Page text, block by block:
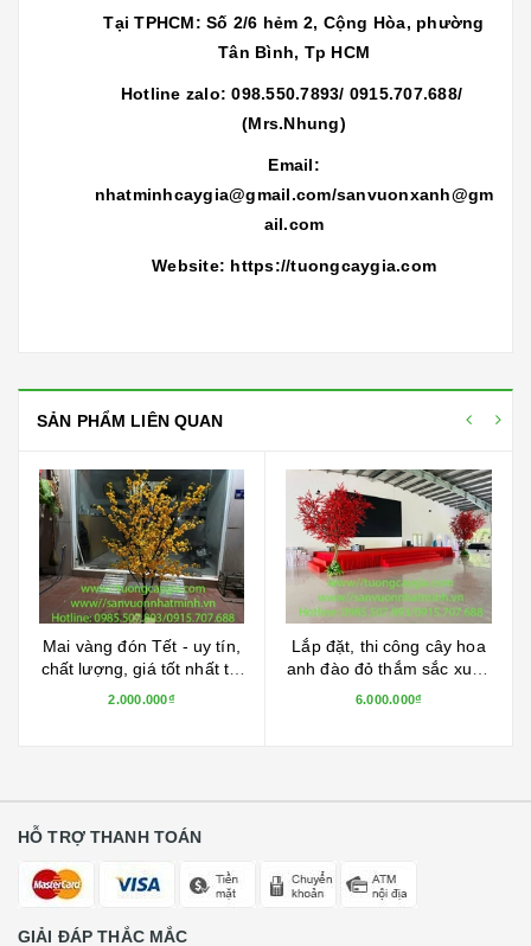
Tại TPHCM: Số 2/6 hẻm 2, Cộng Hòa, phường
Tân Bình, Tp HCM
Hotline zalo: 098.550.7893/ 0915.707.688/
(Mrs.Nhung)
Email:
nhatminhcaygia@gmail.com/sanvuonxanh@gm
ail.com
Website: https://tuongcaygia.com
SẢN PHẨM LIÊN QUAN
Mai vàng đón Tết - uy tín,
chất lượng, giá tốt nhất thị
trường
2.000.000₫
Lắp đặt, thi công cây hoa
anh đào đỏ thắm sắc xuân
sang tại Hóc Môn - TP
6.000.000₫
HỖ TRỢ THANH TOÁN
GIẢI ĐÁP THẮC MẮC